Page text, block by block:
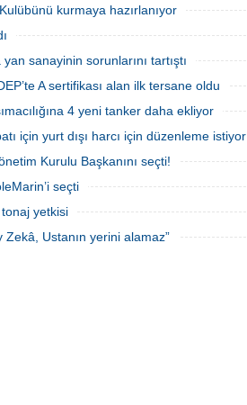
Uluslararası Tekne Fuarı'nda
ziyaretçileriyle yeniden buluşmaya
hazırlanıyor.
kurmaya hazırlanıyor
sanayinin sorunlarını tartıştı
A sertifikası alan ilk tersane oldu
4 yeni tanker daha ekliyor
için yurt dışı harcı için düzenleme istiyor
Kurulu Başkanını seçti!
seçti
yetkisi
Zekâ, Ustanın yerini alamaz”